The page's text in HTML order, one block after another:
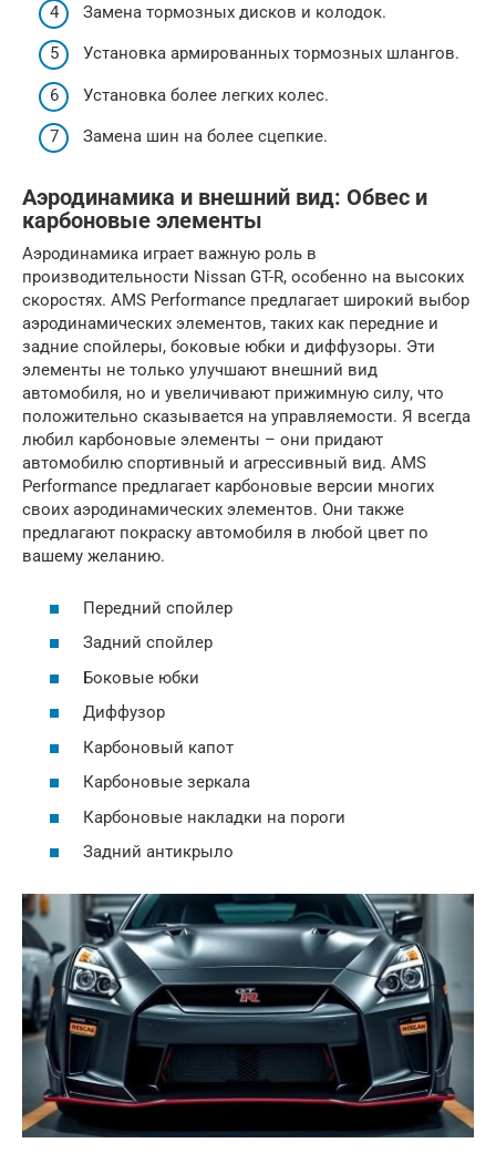
Замена тормозных дисков и колодок.
Установка армированных тормозных шлангов.
Установка более легких колес.
Замена шин на более сцепкие.
Аэродинамика и внешний вид: Обвес и
карбоновые элементы
Аэродинамика играет важную роль в
производительности Nissan GT-R, особенно на высоких
скоростях. AMS Performance предлагает широкий выбор
аэродинамических элементов, таких как передние и
задние спойлеры, боковые юбки и диффузоры. Эти
элементы не только улучшают внешний вид
автомобиля, но и увеличивают прижимную силу, что
положительно сказывается на управляемости. Я всегда
любил карбоновые элементы – они придают
автомобилю спортивный и агрессивный вид. AMS
Performance предлагает карбоновые версии многих
своих аэродинамических элементов. Они также
предлагают покраску автомобиля в любой цвет по
вашему желанию.
Передний спойлер
Задний спойлер
Боковые юбки
Диффузор
Карбоновый капот
Карбоновые зеркала
Карбоновые накладки на пороги
Задний антикрыло